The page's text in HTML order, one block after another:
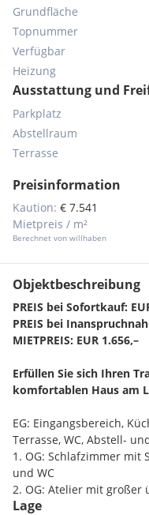
Grundfläche
Topnummer
Verfügbar
Heizung
Ausstattung und
Parkplatz
Abstellraum
Terrasse
Preisinformation
Kaution: € 7.541
Mietpreis / m²
Berechnet von willhaben
Objektbeschreibung
PREIS bei Sofortkauf:
PREIS bei
MIETPREIS: EUR 1.656,–
Erfüllen Sie sich Ihren
komfortablen Haus am
EG: Eingangsbereich,
Terrasse, WC, Abstell-
1. OG: Schlafzimmer mit
und WC
2. OG: Atelier mit großer
2 Stellplätze pro Haus
Lage